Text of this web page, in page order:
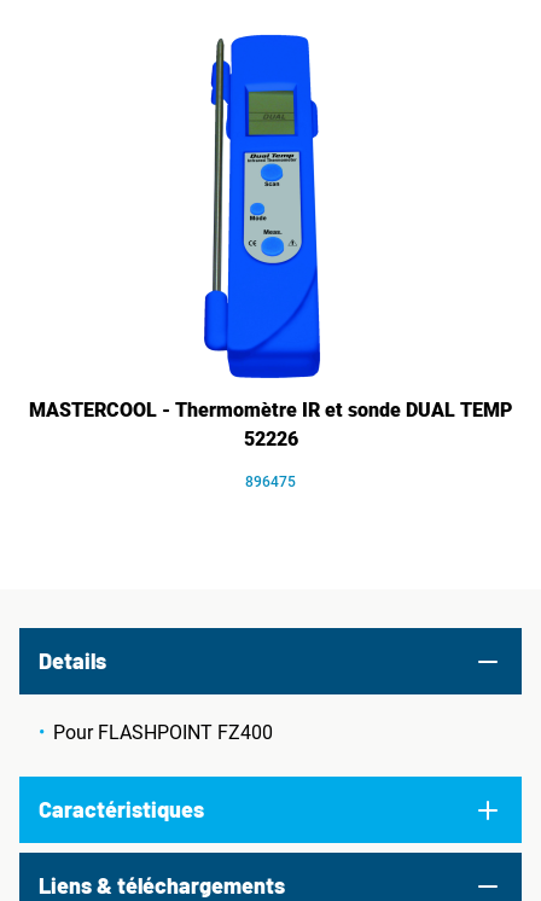
MASTERCOOL - Thermomètre IR et sonde DUAL TEMP
52226
896475
Details
Pour FLASHPOINT FZ400
Caractéristiques
Liens & téléchargements